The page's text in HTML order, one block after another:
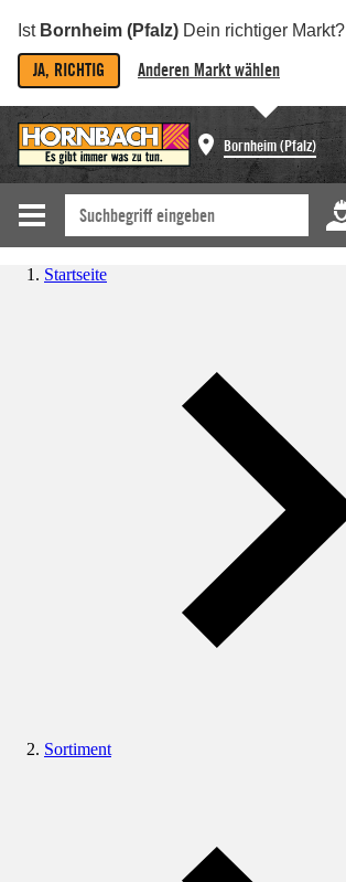
Ist Bornheim (Pfalz) Dein richtiger Markt?
JA, RICHTIG Anderen Markt wählen
Bornheim (Pfalz)
Startseite
Sortiment